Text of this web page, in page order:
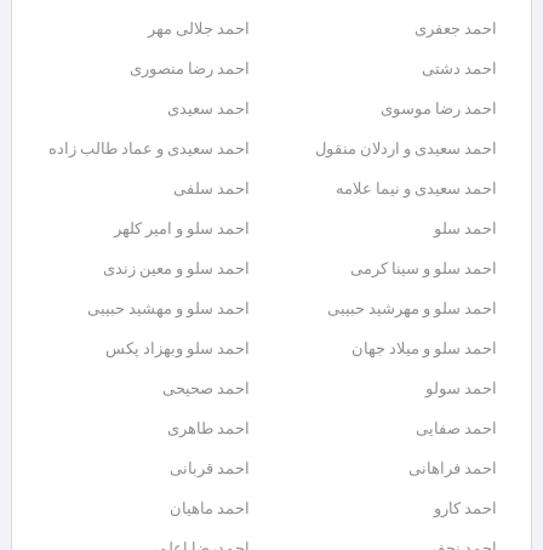
احمد جعفری احمد جلالی مهر
احمد دشتی احمد رضا منصوری
احمد رضا موسوی احمد سعیدی
احمد سعیدی و اردلان منقول احمد سعیدی و عماد طالب زاده
احمد سعیدی و نیما علامه احمد سلفی
احمد سلو احمد سلو و امیر کلهر
احمد سلو و سینا کرمی احمد سلو و معین زندی
احمد سلو و مهرشید حبیبی احمد سلو و مهشید حبیبی
احمد سلو و میلاد جهان احمد سلو وبهزاد پکس
احمد سولو احمد صحیحی
احمد صفایی احمد طاهری
احمد فراهانی احمد قربانی
احمد کارو احمد ماهیان